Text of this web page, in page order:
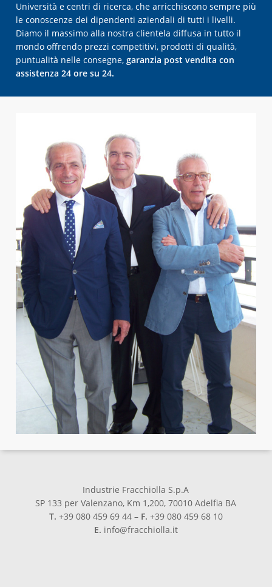
Università e centri di ricerca, che arricchiscono sempre più
le conoscenze dei dipendenti aziendali di tutti i livelli.
Diamo il massimo alla nostra clientela diffusa in tutto il
mondo offrendo prezzi competitivi, prodotti di qualità,
puntualità nelle consegne, garanzia post vendita con
assistenza 24 ore su 24.
Industrie Fracchiolla S.p.A
SP 133 per Valenzano, Km 1,200, 70010 Adelfia BA
T. +39 080 459 69 44 – F. +39 080 459 68 10
E. info@fracchiolla.it